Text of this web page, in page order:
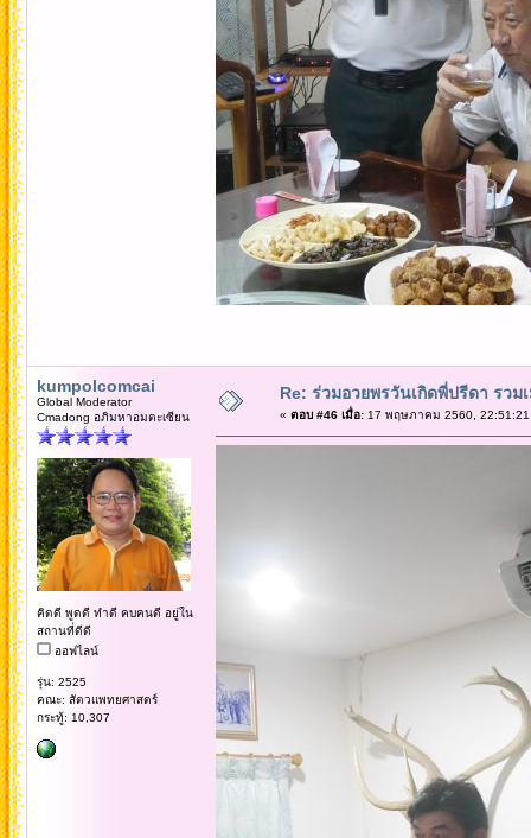
kumpolcomcai
Global Moderator
Cmadong อภิมหาอมตะเซียน
คิดดี พูดดี ทำดี คบคนดี อยู่ใน
สถานที่ดีดี
ออฟไลน์
รุ่น: 2525
คณะ: สัตวแพทยศาสตร์
กระทู้: 10,307
Re: ร่วมอวยพรวันเกิดพี่ปรีดา รวม
« ตอบ #46 เมื่อ:17 พฤษภาคม 2560, 22:51:21